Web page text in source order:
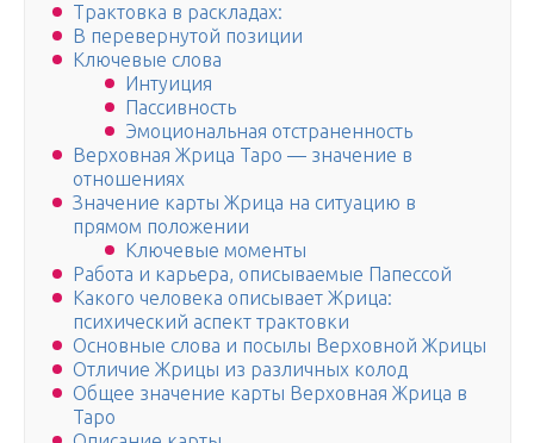
Трактовка в раскладах:
В перевернутой позиции
Ключевые слова
Интуиция
Пассивность
Эмоциональная отстраненность
Верховная Жрица Таро — значение в
отношениях
Значение карты Жрица на ситуацию в
прямом положении
Ключевые моменты
Работа и карьера, описываемые Папессой
Какого человека описывает Жрица:
психический аспект трактовки
Основные слова и посылы Верховной Жрицы
Отличие Жрицы из различных колод
Общее значение карты Верховная Жрица в
Таро